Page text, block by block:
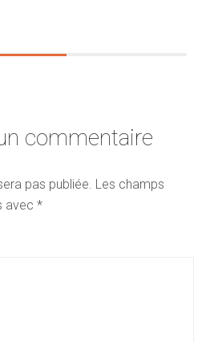
commentaire
pas publiée. Les champs
avec *